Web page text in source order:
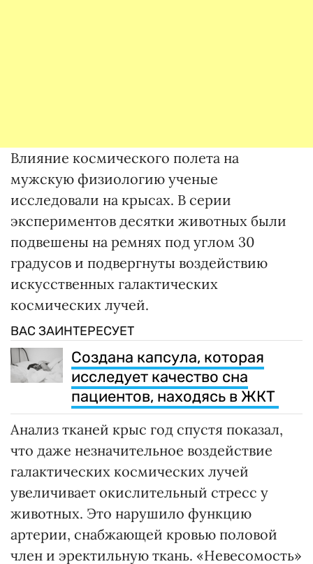
Влияние космического полета на
мужскую физиологию ученые
исследовали на крысах. В серии
экспериментов десятки животных были
подвешены на ремнях под углом 30
градусов и подвергнуты воздействию
искусственных галактических
космических лучей.
ВАС ЗАИНТЕРЕСУЕТ
Создана капсула, которая
исследует качество сна
пациентов, находясь в ЖКТ
Анализ тканей крыс год спустя показал,
что даже незначительное воздействие
галактических космических лучей
увеличивает окислительный стресс у
животных. Это нарушило функцию
артерии, снабжающей кровью половой
член и эректильную ткань. «Невесомость»